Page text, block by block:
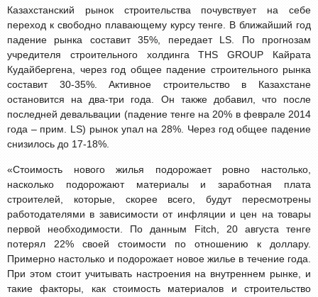
Казахстанский рынок строительства почувствует на себе
переход к свободно плавающему курсу тенге. В ближайший год
падение рынка составит 35%, передает LS. По прогнозам
учредителя строительного холдинга THS GROUP Кайрата
Кудайбергена, через год общее падение строительного рынка
составит 30-35%. Активное строительство в Казахстане
остановится на два-три года. Он также добавил, что после
последней девальвации (падение тенге на 20% в феврале 2014
года – прим. LS) рынок упал на 28%. Через год общее падение
снизилось до 17-18%.
«Стоимость нового жилья подорожает ровно настолько,
насколько подорожают материалы и заработная плата
строителей, которые, скорее всего, будут пересмотрены
работодателями в зависимости от инфляции и цен на товары
первой необходимости. По данным Fitch, 20 августа тенге
потерял 22% своей стоимости по отношению к доллару.
Примерно настолько и подорожает новое жилье в течение года.
При этом стоит учитывать настроения на внутреннем рынке, и
такие факторы, как стоимость материалов и строительство